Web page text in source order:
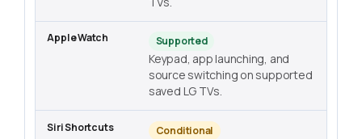
Supported
Keypad, app launching, and
source switching on supported
saved LG TVs.
Conditional